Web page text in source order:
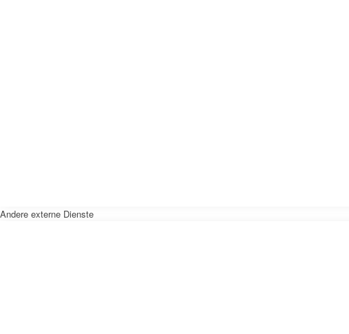
Andere externe Dienste